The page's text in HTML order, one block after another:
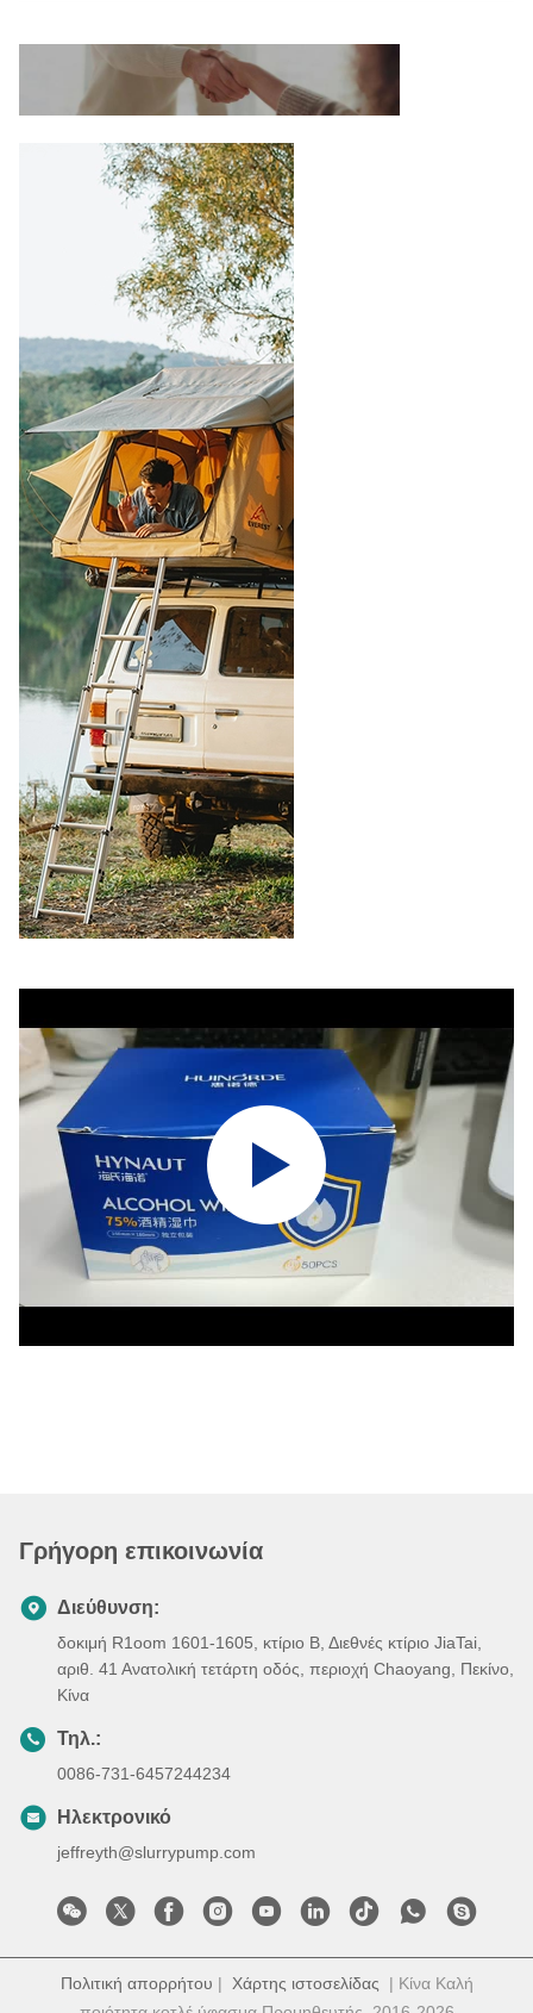
Γρήγορη επικοινωνία
Διεύθυνση:
δοκιμή R1oom 1601-1605, κτίριο Β, Διεθνές κτίριο JiaTai,
αριθ. 41 Ανατολική τετάρτη οδός, περιοχή Chaoyang, Πεκίνο,
Κίνα
Τηλ.:
0086-731-6457244234
Ηλεκτρονικό
jeffreyth@slurrypump.com
Πολιτική απορρήτου | Χάρτης ιστοσελίδας | Κίνα Καλή